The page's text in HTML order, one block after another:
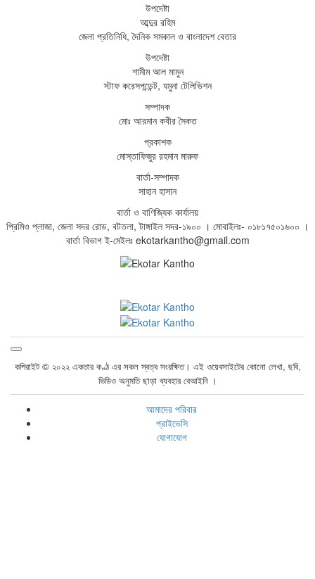
উপদেষ্টা
আব্দুর রহিম
জেলা প্রতিনিধি, দৈনিক সমকাল ও বাংলাদেশ বেতার
উপদেষ্টা
শামীম আল মামুন
স্টাফ করেসপন্ডেন্ট, যমুনা টেলিভিশন
সম্পাদক
মোঃ আরমান কবীর সৈকত
প্রকাশক
মোস্তাফিজুর রহমান মারুফ
বার্তা-সম্পাদক
সাহান হাসান
বার্তা ও বাণিজ্যিক কার্যালয়
প্রিমিও প্লাজা, জেলা সদর রোড, বটতলা, টাঙ্গাইল সদর-১৯০০ । মোবাইলঃ- ০১৮১৭৫০১৬০০ ।
বার্তা বিভাগ ই-মেইলঃ ekotarkantho@gmail.com
কপিরাইট © ২০২২ একতার কণ্ঠ এর সকল স্বত্ব সংরক্ষিত। এই ওয়েবসাইটের কোনো লেখা, ছবি,
ভিডিও অনুমতি ছাড়া ব্যবহার বেআইনি ।
আমাদের পরিবার
প্রাইভেসি
যোগাযোগ